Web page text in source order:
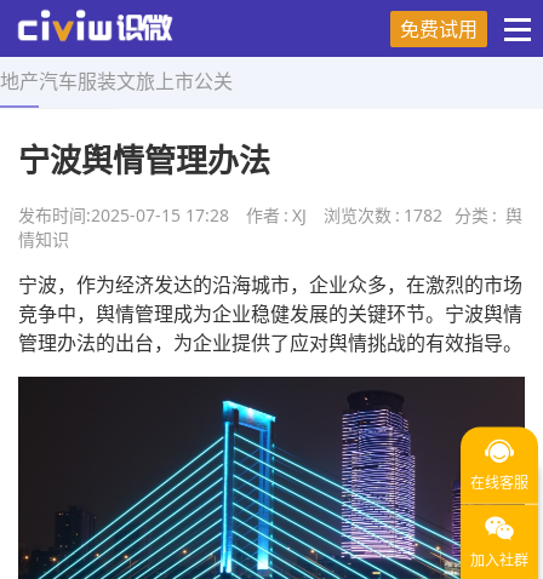
免费试用
地产汽车服装文旅 上市公关
首页 > 舆情知识 > 正文
宁波舆情管理办法
发布时间:2025-07-15 17:28 作者 : XJ 浏览次数 : 1782 分类 : 舆
情知识
宁波，作为经济发达的沿海城市，企业众多，在激烈的市场
竞争中，舆情管理成为企业稳健发展的关键环节。宁波舆情
管理办法的出台，为企业提供了应对舆情挑战的有效指导。